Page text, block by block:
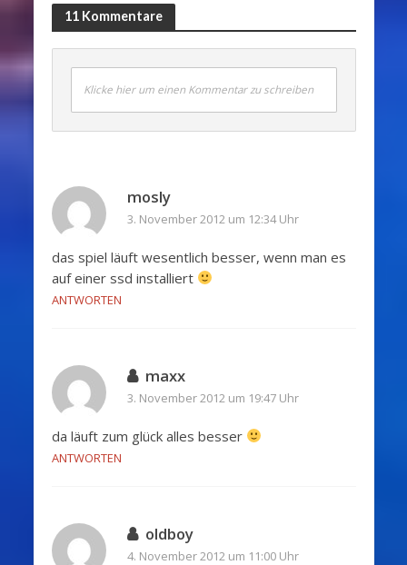
11 Kommentare
Klicke hier um einen Kommentar zu schreiben
mosly
3. November 2012 um 12:34 Uhr
das spiel läuft wesentlich besser, wenn man es
auf einer ssd installiert
ANTWORTEN
maxx
3. November 2012 um 19:47 Uhr
da läuft zum glück alles besser
ANTWORTEN
oldboy
4. November 2012 um 11:00 Uhr